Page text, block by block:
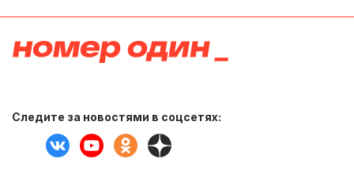
Следите за новостями в соцсетях: